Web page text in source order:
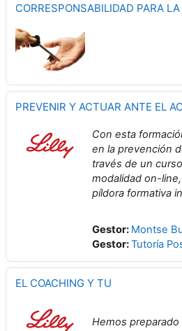
CORRESPONSABILIDAD PARA
PREVENIR Y ACTUAR ANTE EL
Con esta
en la prevención
través de un
modalidad on-
píldora formativa
Gestor: Montse
Gestor:Tutoría
EL COACHING Y TU
Hemos